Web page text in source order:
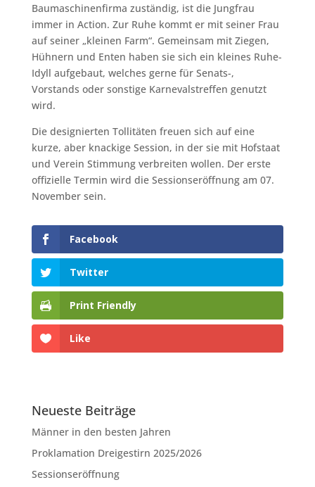
Baumaschinenfirma zuständig, ist die Jungfrau
immer in Action. Zur Ruhe kommt er mit seiner Frau
auf seiner „kleinen Farm“. Gemeinsam mit Ziegen,
Hühnern und Enten haben sie sich ein kleines Ruhe-
Idyll aufgebaut, welches gerne für Senats-,
Vorstands oder sonstige Karnevalstreffen genutzt
wird.
Die designierten Tollitäten freuen sich auf eine
kurze, aber knackige Session, in der sie mit Hofstaat
und Verein Stimmung verbreiten wollen. Der erste
offizielle Termin wird die Sessionseröffnung am 07.
November sein.
Facebook
Twitter
Print Friendly
Like
Neueste Beiträge
Männer in den besten Jahren
Proklamation Dreigestirn 2025/2026
Sessionseröffnung